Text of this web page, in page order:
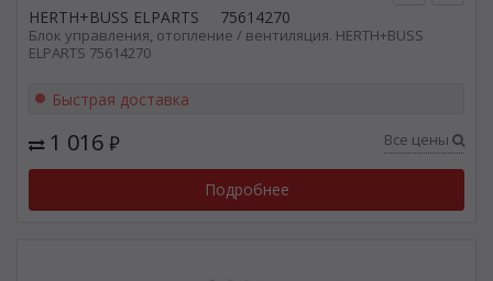
HERTH+BUSS ELPARTS 75614270
Блок управления, отопление / вентиляция. HERTH+BUSS
ELPARTS 75614270
Быстрая доставка
1 016 ₽ Все цены
Подробнее